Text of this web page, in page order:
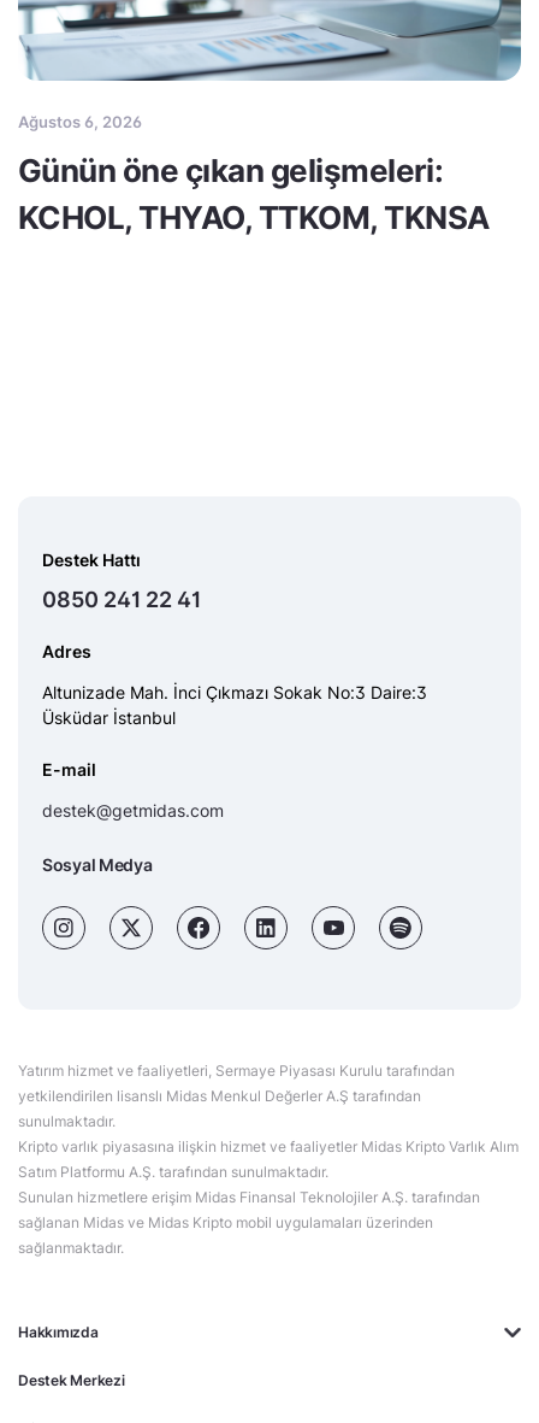
Ağustos 6, 2026
Günün öne çıkan gelişmeleri:
KCHOL, THYAO, TTKOM, TKNSA
Hakkımızda
Destek Merkezi
Destek Hattı
0850 241 22 41
Adres
Altunizade Mah. İnci Çıkmazı Sokak No:3 Daire:3
Üsküdar İstanbul
E-mail
destek@getmidas.com
Sosyal Medya
Yatırım hizmet ve faaliyetleri, Sermaye Piyasası Kurulu tarafından
yetkilendirilen lisanslı Midas Menkul Değerler A.Ş tarafından
sunulmaktadır.
Kripto varlık piyasasına ilişkin hizmet ve faaliyetler Midas Kripto Varlık Alım
Satım Platformu A.Ş. tarafından sunulmaktadır.
Sunulan hizmetlere erişim Midas Finansal Teknolojiler A.Ş. tarafından
sağlanan Midas ve Midas Kripto mobil uygulamaları üzerinden
sağlanmaktadır.